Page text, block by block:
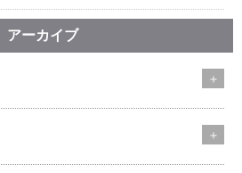
アーカイブ